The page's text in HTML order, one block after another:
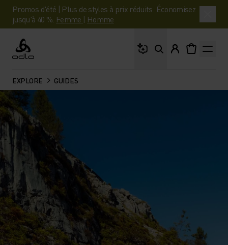
Promos d'été | Plus de styles à prix réduits. Économisez
jusqu'à 40 %. Femme | Homme
Odlo
EXPLORE GUIDES